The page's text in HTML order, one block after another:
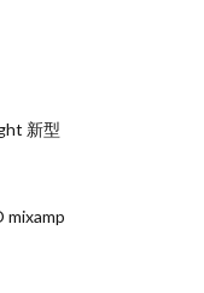
新型
mixamp